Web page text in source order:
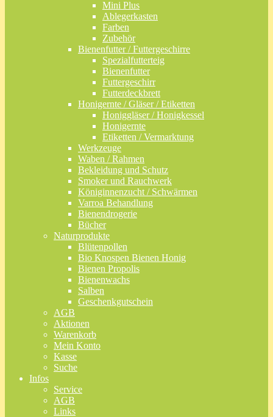
Mini Plus
Ablegerkasten
Farben
Zubehör
Bienenfutter / Futtergeschirre
Spezialfutterteig
Bienenfutter
Futtergeschirr
Futterdeckbrett
Honigernte / Gläser / Etiketten
Honiggläser / Honigkessel
Honigernte
Etiketten / Vermarktung
Werkzeuge
Waben / Rahmen
Bekleidung und Schutz
Smoker und Rauchwerk
Königinnenzucht / Schwärmen
Varroa Behandlung
Bienendrogerie
Bücher
Naturprodukte
Blütenpollen
Bio Knospen Bienen Honig
Bienen Propolis
Bienenwachs
Salben
Geschenkgutschein
AGB
Aktionen
Warenkorb
Mein Konto
Kasse
Suche
Infos
Service
AGB
Links